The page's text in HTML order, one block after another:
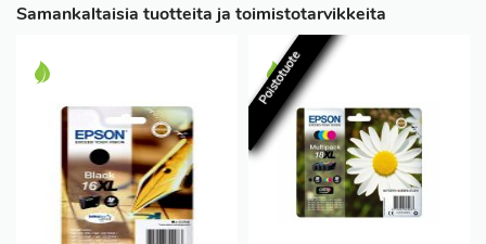
Samankaltaisia tuotteita ja toimistotarvikkeita
Poistotuote